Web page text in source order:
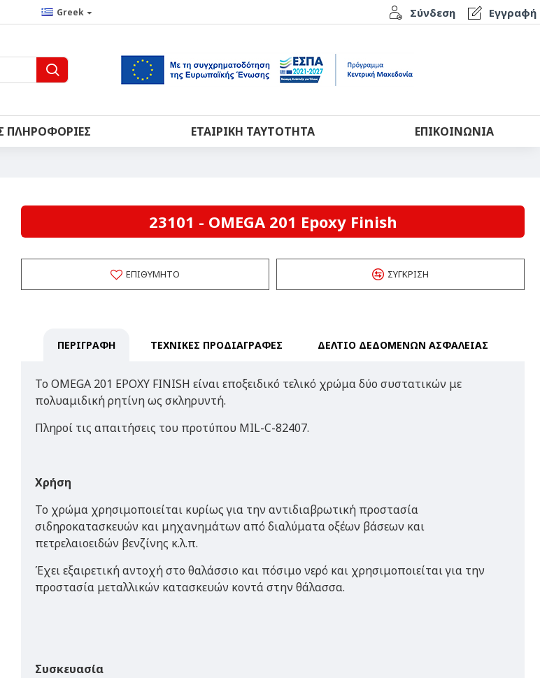
Greek Σύνδεση Εγγραφή
ΠΛΗΡΟΦΟΡΊΕΣ ΕΤΑΙΡΙΚΉ ΤΑΥΤΌΤΗΤΑ ΕΠΙΚΟΙΝΩΝΊΑ
23101 - OMEGA 201 Epoxy Finish
ΕΠΙΘΥΜΗΤΌ ΣΎΓΚΡΙΣΗ
ΠΕΡΙΓΡΑΦΗ ΤΕΧΝΙΚΕΣ ΠΡΟΔΙΑΓΡΑΦΕΣ ΔΕΛΤΙΟ ΔΕΔΟΜΕΝΩΝ ΑΣΦΑΛΕΙΑΣ
To OMEGA 201 EPOXY FINISH είναι εποξειδικό τελικό χρώμα δύο συστατικών με
πολυαμιδική ρητίνη ως σκληρυντή.
Πληροί τις απαιτήσεις του προτύπου MIL-C-82407.
Χρήση
Το χρώμα χρησιμοποιείται κυρίως για την αντιδιαβρωτική προστασία
σιδηροκατασκευών και μηχανημάτων από διαλύματα οξέων βάσεων και
πετρελαιοειδών βενζίνης κ.λ.π.
Έχει εξαιρετική αντοχή στο θαλάσσιο και πόσιμο νερό και χρησιμοποιείται για την
προστασία μεταλλικών κατασκευών κοντά στην θάλασσα.
Συσκευασία